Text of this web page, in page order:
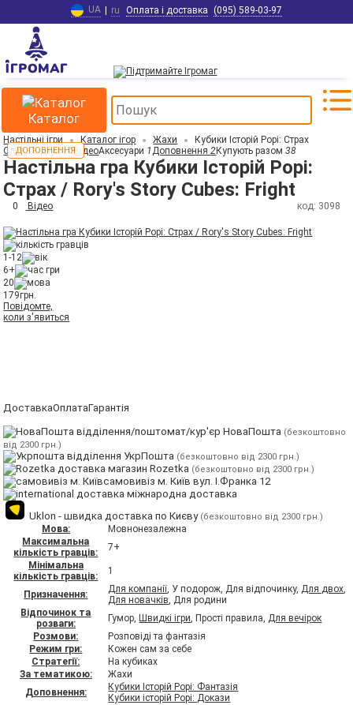
UA | ru Оплата і доставка (095) 589-03-97
Каталог
Настільні ігри Каталог ігор Жахи
Кубики Історій Рорі: Страх
ОглядВідгуки0ВідеоАксесуари 1Доповнення2 Купують разом38
Настільна гра Кубики Історій Рорі:
Страх / Rory's Story Cubes: Fright
0 Відео код: 3098
1-12
6+
20
ДОПОВНЕННЯ
179грн.
Повідомте,
коли з'явиться
ДоставкаОплатаГарантія
відділення/поштомат/кур'єр НоваПошта (безкоштовно
від 2300 грн.)
відділення УкрПошта (безкоштовно від 2300 грн.)
магазин Rozetka (безкоштовно від 2300 грн.)
самовивіз м. Київ вул. І.Франка 12
міжнародна доставка
Uklon - швидка доставка по Києву (безкоштовно від 2300 грн.)
Мова:
Мовнонезалежна
Максимальна
кількість гравців:
7+
Мінімальна
кількість гравців:
1
Призначення: Для компанії, У подорож, Для відпочинку,Для двох,
Для новачків, Для родини
Відпочинок та
розваги:
Гумор, Швидкі ігри, Прості правила,Для вечірок
Розмови:
Розповіді та фантазія
Режим гри:
Кожен сам за себе
Стратегії:
На кубиках
За тематикою:
Жахи
Доповнення:
Кубики Історій Рорі: Фантазія
Кубики історій Рорі: Докази